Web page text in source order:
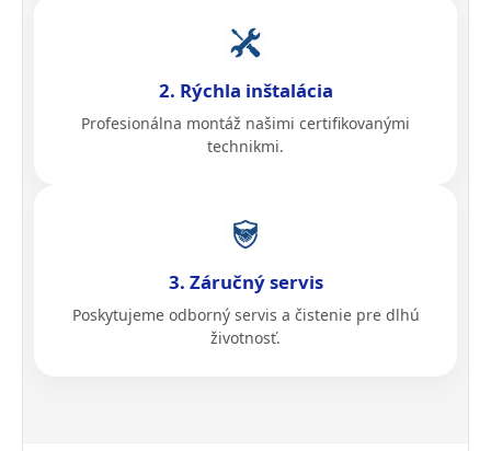
2. Rýchla inštalácia
Profesionálna montáž našimi certifikovanými
technikmi.
3. Záručný servis
Poskytujeme odborný servis a čistenie pre dlhú
životnosť.